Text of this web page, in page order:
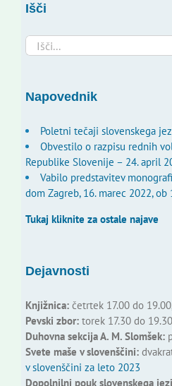
Išči
Search
for:
Napovednik
Poletni tečaji slovenskega
Obvestilo o razpisu rednih
Republike Slovenije – 24. april
Vabilo predstavitev
dom Zagreb, 16. marec 2022, ob
Tukaj kliknite za ostale najave
Dejavnosti
Knjižnica:četrtek 17.00 do
Pevski zbor:torek 17.30 do
Duhovna sekcija A. M. Slomšek:
Svete maše v slovenščini:
v slovenščini za leto 2023
Dopolnilni pouk slovenskega